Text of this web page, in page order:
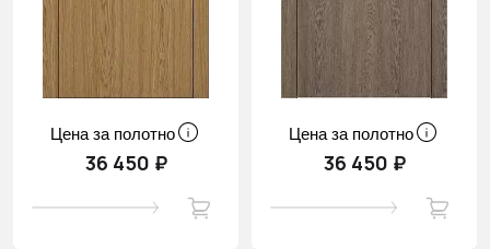
Цена за полотно
36 450 ₽
Цена за полотно
36 450 ₽